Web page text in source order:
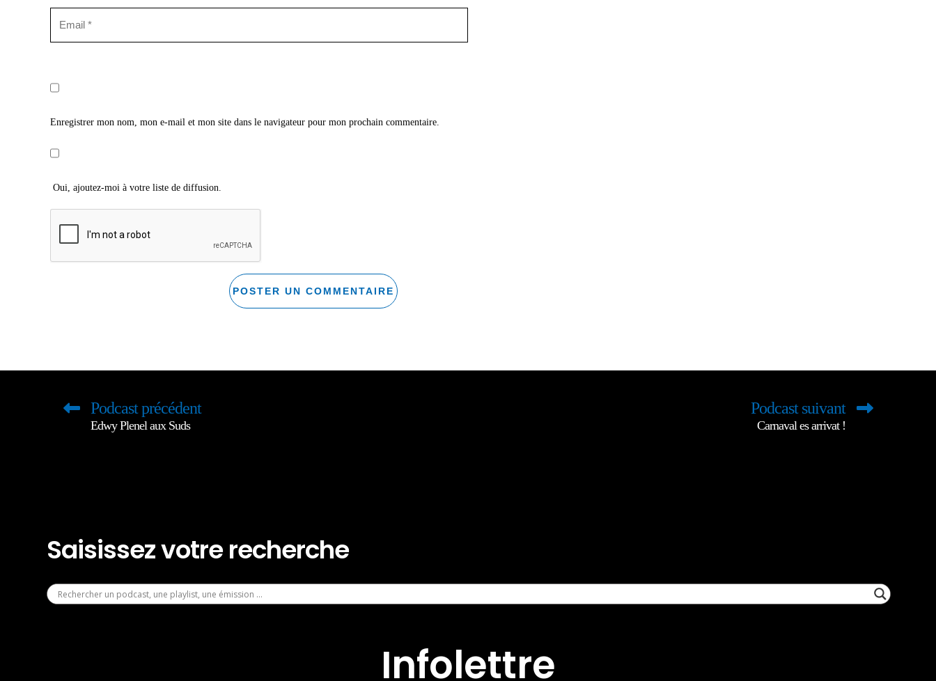
Enregistrer mon nom, mon e-mail et mon site dans le navigateur pour mon prochain commentaire.
Oui, ajoutez-moi à votre liste de diffusion.
Podcast précédent
Edwy Plenel aux Suds
Podcast suivant
Carnaval es arrivat !
Saisissez votre recherche
Infolettre